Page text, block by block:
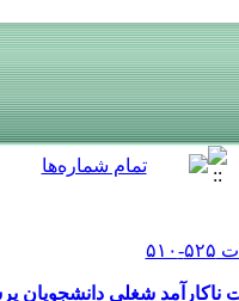
ناکارآمد شغلی دانشجویان